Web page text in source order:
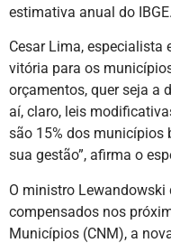
estimativa anual do IBGE.
Cesar Lima,
vitória para os
orçamentos, quer seja a
aí, claro, leis
são 15% dos municípios
sua gestão”, afirma o
O ministro Lewandowski
compensados nos
Municípios (CNM), a